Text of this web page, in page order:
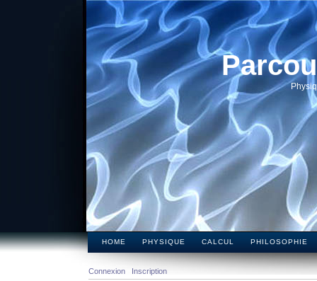
HOME PHYSIQUE CALCUL PHILOSOPHIE
Connexion Inscription